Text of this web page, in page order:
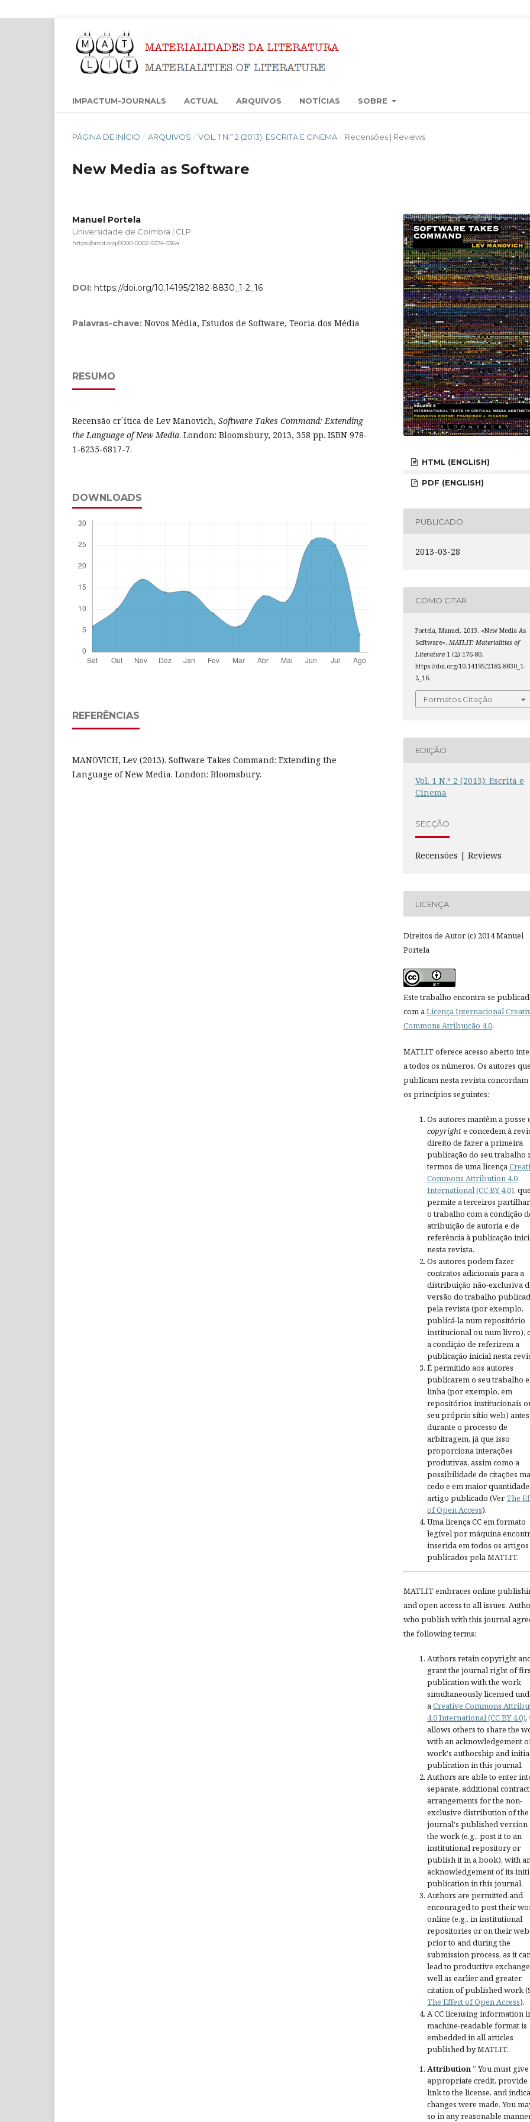
IMPACTUM-JOURNALS ACTUAL ARQUIVOS NOTÍCIAS SOBRE
PÁGINA DE INÍCIO / ARQUIVOS / VOL. 1 N.º 2 (2013): ESCRITA E CINEMA / Recensões | Reviews
New Media as Software
Manuel Portela
Universidade de Coimbra | CLP
https://orcid.org/0000-0002-5374-3364
DOI: https://doi.org/10.14195/2182-8830_1-2_16
Palavras-chave: Novos Média, Estudos de Software, Teoria dos Média
RESUMO
Recensão cr´ítica de Lev Manovich, Software Takes Command: Extending
the Language of New Media. London: Bloomsbury, 2013, 358 pp. ISBN 978-
1-6235-6817-7.
DOWNLOADS
REFERÊNCIAS
MANOVICH, Lev (2013). Software Takes Command: Extending the
Language of New Media. London: Bloomsbury.
HTML (ENGLISH)
PDF (ENGLISH)
PUBLICADO
2013-03-28
COMO CITAR
Portela, Manuel. 2013. «New Media As
Software».MATLIT: Materialities of
Literature 1 (2):176-80.
https://doi.org/10.14195/2182-8830_1-
2_16.
Formatos Citação
EDIÇÃO
Vol. 1 N.º 2 (2013): Escrita e
Cinema
SECÇÃO
Recensões | Reviews
LICENÇA
Direitos de Autor (c) 2014 Manuel
Portela
Este trabalho encontra-se
com aLicença Internacional
Commons Atribuição 4.0.
MATLIT oferece acesso aberto
a todos os números. Os autores que
publicam nesta revista concordam
os princípios seguintes:
Os autores mantêm a posse
copyrighte concedem à
direito de fazer a primeira
publicação do seu trabalho
termos de uma licença
Commons Attribution 4.0
International (CC BY 4.0), que
permite a terceiros
o trabalho com a condição
atribuição de autoria e de
referência à publicação
nesta revista.
Os autores podem fazer
contratos adicionais para a
distribuição não-exclusiva
versão do trabalho
pela revista (por exemplo,
publicá-la num repositório
institucional ou num livro),
a condição de referirem a
publicação inicial nesta
É permitido aos autores
publicarem o seu trabalho
linha (por exemplo, em
repositórios institucionais
seu próprio sítio web) antes
durante o processo de
arbitragem, já que isso
proporciona interações
produtivas, assim como a
possibilidade de citações
cedo e em maior
artigo publicado (VerThe
of Open Access).
Uma licença CC em formato
legível por máquina
inserida em todos os artigos
publicados pela MATLIT.
MATLIT embraces online
and open access to all issues.
who publish with this journal
the following terms:
Authors retain copyright
grant the journal right of
publication with the work
simultaneously licensed
aCreative Commons
4.0 International (CC BY 4.0),
allows others to share the
with an acknowledgement
work's authorship and
publication in this journal.
Authors are able to enter
separate, additional
arrangements for the non-
exclusive distribution of the
journal's published version
the work (e.g., post it to an
institutional repository or
publish it in a book), with
acknowledgement of its
publication in this journal.
Authors are permitted and
encouraged to post their
online (e.g., in institutional
repositories or on their
prior to and during the
submission process, as it
lead to productive
well as earlier and greater
citation of published work
The Effect of Open Access).
A CC licensing information
machine-readable format is
embedded in all articles
published by MATLIT.
Attribution” You must give
appropriate credit, provide
link to the license, and
changes were made. You
so in any reasonable